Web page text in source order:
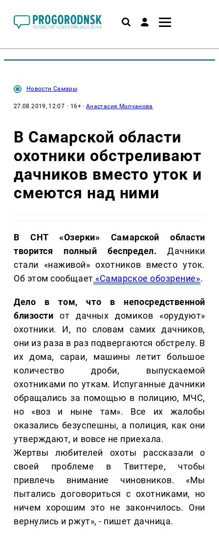
Новости Самары
27.08.2019, 12:07 · 16+ ·Анастасия Молчанова
В Самарской области
охотники обстреливают
дачников вместо уток и
смеются над ними
В СНТ «Озерки» Самарской области
творится полный беспредел. Дачники
стали «наживой» охотников вместо уток.
Об этом сообщает «Самарское обозрение».
Дело в том, что в непосредственной
близостиот дачных домиков «орудуют»
охотники. И, по словам самих дачников,
они из раза в раз подвергаются обстрелу. В
их дома, сараи, машины летит большое
количество дроби, выпускаемой
охотниками по уткам. Испуганные дачники
обращались за помощью в полицию, МЧС,
но «воз и ныне там». Все их жалобы
оказались безуспешны, а полиция, как они
утверждают, и вовсе не приехала.
Жертвы любителей охоты рассказали о
своей проблеме в Твиттере, чтобы
привлечь внимание чиновников. «Мы
пытались договориться с охотниками, но
ничем хорошим это не закончилось. Они
вернулись и ржут», - пишет дачница.